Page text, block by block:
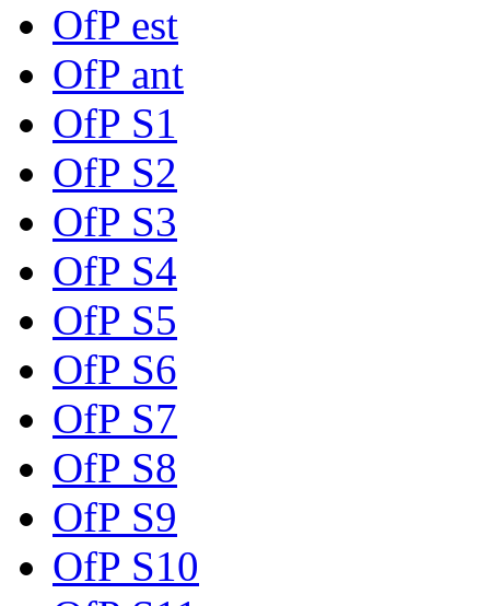
OfP est
OfP ant
OfP S1
OfP S2
OfP S3
OfP S4
OfP S5
OfP S6
OfP S7
OfP S8
OfP S9
OfP S10